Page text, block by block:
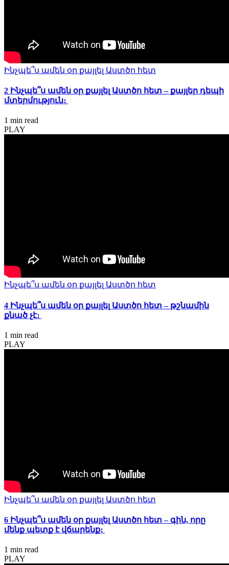
Ինչպե՞ս ամեն օր քայլել Աստծո հետ
2 Ինչպե՞ս ամեն օր քայլել Աստծո հետ – քայլեր դեպի
մտերմություն։
1 min read
PLAY
Ինչպե՞ս ամեն օր քայլել Աստծո հետ
4 Ինչպե՞ս ամեն օր քայլել Աստծո հետ – թշնամին
քնած չէ։
1 min read
PLAY
Ինչպե՞ս ամեն օր քայլել Աստծո հետ
6 Ինչպե՞ս ամեն օր քայլել Աստծո հետ – գին, որը
մենք պետք է վճարենք։
1 min read
PLAY